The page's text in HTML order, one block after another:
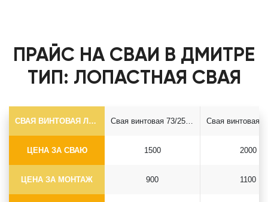
ПРАЙС НА СВАИ В ДМИТРЕ
ТИП: ЛОПАСТНАЯ СВАЯ
СВАЯ ВИНТОВАЯ ЛОПАСТНАЯ Ф73*5.5
ЦЕНА ЗА СВАЮ
ЦЕНА ЗА МОНТАЖ
1500
900
2000
1100